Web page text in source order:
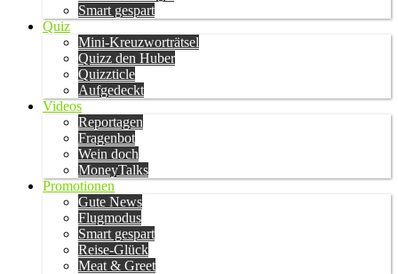
Smart gespart
Quiz
Mini-Kreuzworträtsel
Quizz den Huber
Quizzticle
Aufgedeckt
Videos
Reportagen
Fragenbot
Wein doch
MoneyTalks
Promotionen
Gute News
Flugmodus
Smart gespart
Reise-Glück
Meat & Greet